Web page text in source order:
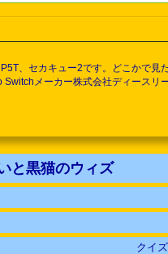
、セカキュー2です。どこかで見
メーカー株式会社ディースリ
と黒猫のウィズ
クイ